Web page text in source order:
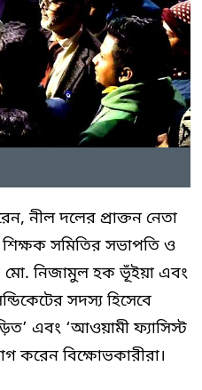
নীল দলের প্রাক্তন নেতা
সমিতির সভাপতি ও
মো. নিজামুল হক ভূঁইয়া এবং
সদস্য হিসেবে
এবং ‘আওয়ামী ফ্যাসিস্ট
করেন বিক্ষোভকারীরা।